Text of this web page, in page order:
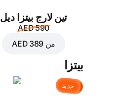
تين لارج بيتزا ديل
AED 590
من AED 389
بيتزا
جديد